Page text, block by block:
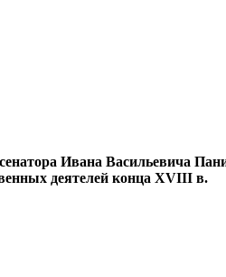
Ивана Васильевича
деятелей конца XVIII в.